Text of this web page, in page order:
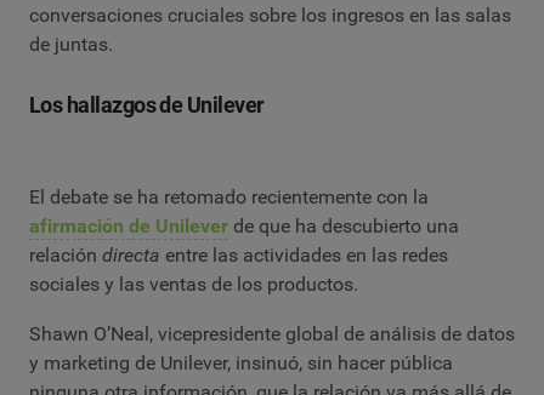
conversaciones cruciales sobre los ingresos en las salas
de juntas.
Los hallazgos de Unilever
El debate se ha retomado recientemente con la
afirmación de Unilever de que ha descubierto una
relación directa entre las actividades en las redes
sociales y las ventas de los productos.
Shawn O’Neal, vicepresidente global de análisis de datos
y marketing de Unilever, insinuó, sin hacer pública